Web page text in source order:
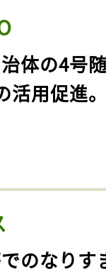
体の4号
活用促進
のなりす